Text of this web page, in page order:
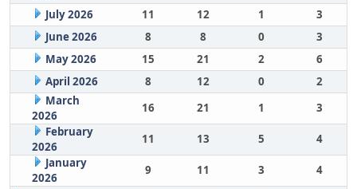
July 2026
11 12 1
3
June 2026
8 8 0
3
May 2026
15 21 2
6
April 2026
8 12 0
2
March
2026
16 21 1
3
February
2026
11 13 5
4
January
2026
9 11 3
4